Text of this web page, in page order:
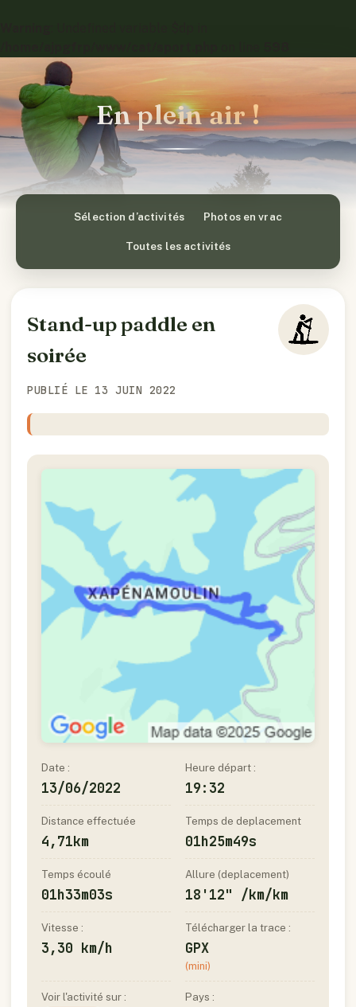
En plein air !
Sélection d’activités Photos en vrac
Toutes les activités
Stand-up paddle en
soirée
PUBLIÉ LE 13 JUIN 2022
Date :
13/06/2022
Heure départ :
19:32
Distance effectuée
4,71km
Temps de deplacement
01h25m49s
Temps écoulé
01h33m03s
Allure (deplacement)
18'12" /km/km
Vitesse :
3,30 km/h
Télécharger la trace :
GPX
(mini)
Voir l'activité sur : Pays :